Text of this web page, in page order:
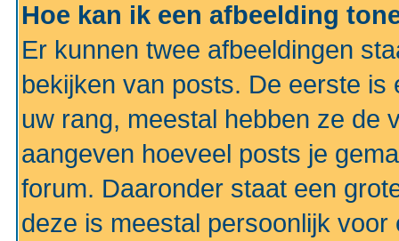
Hoe kan ik een afbeelding
Er kunnen twee afbeeldingen
bekijken van posts. De eerste
uw rang, meestal hebben ze de
aangeven hoeveel posts je
forum. Daaronder staat een
deze is meestal persoonlijk